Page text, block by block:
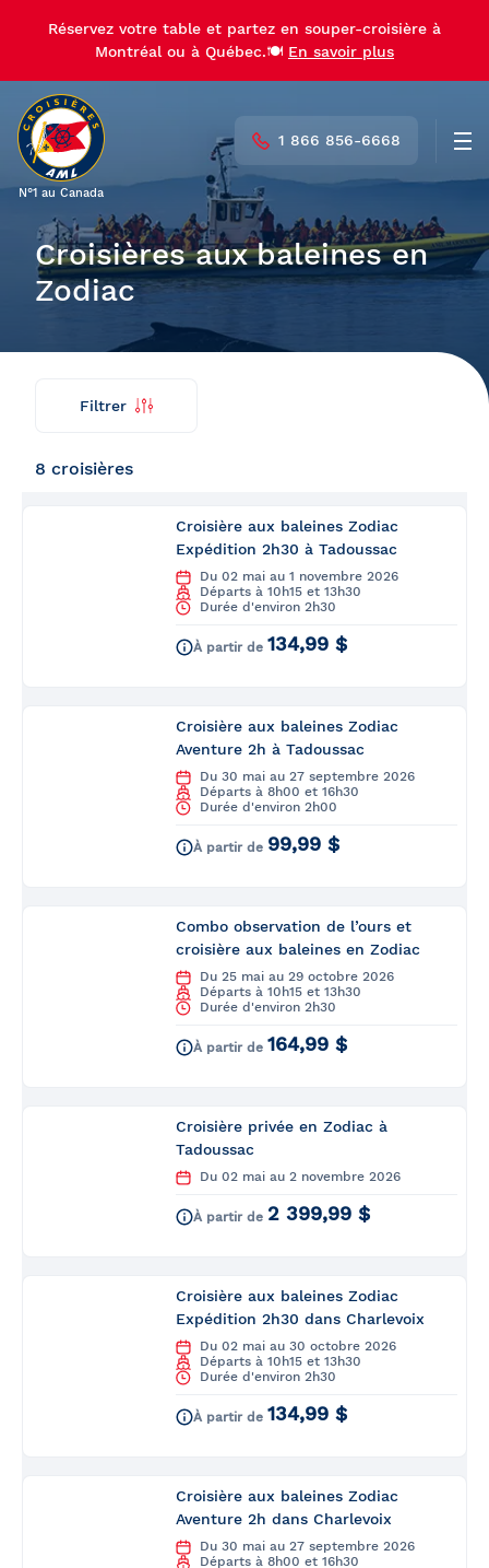
Réservez votre table et partez en souper-croisière à
Montréal ou à Québec.🍽️ En savoir plus
Réservez votre table et partez en souper-croisière à
Montréal ou à Québec.🍽️ En savoir plus
N°1 au Canada
1 866 856-6668
Croisières aux baleines en
Zodiac
Filtrer
8 croisières
Croisière aux baleines Zodiac
Expédition 2h30 à Tadoussac
Du 02 mai au 1 novembre 2026
Départs à 10h15 et 13h30
Durée d'environ 2h30
À partir de 134,99 $
Croisière aux baleines Zodiac
Aventure 2h à Tadoussac
Du 30 mai au 27 septembre 2026
Départs à 8h00 et 16h30
Durée d'environ 2h00
À partir de 99,99 $
Combo observation de l’ours et
croisière aux baleines en Zodiac
Du 25 mai au 29 octobre 2026
Départs à 10h15 et 13h30
Durée d'environ 2h30
À partir de 164,99 $
Croisière privée en Zodiac à
Tadoussac
Du 02 mai au 2 novembre 2026
À partir de 2 399,99 $
Croisière aux baleines Zodiac
Expédition 2h30 dans Charlevoix
Du 02 mai au 30 octobre 2026
Départs à 10h15 et 13h30
Durée d'environ 2h30
À partir de 134,99 $
Croisière aux baleines Zodiac
Aventure 2h dans Charlevoix
Du 30 mai au 27 septembre 2026
Départs à 8h00 et 16h30